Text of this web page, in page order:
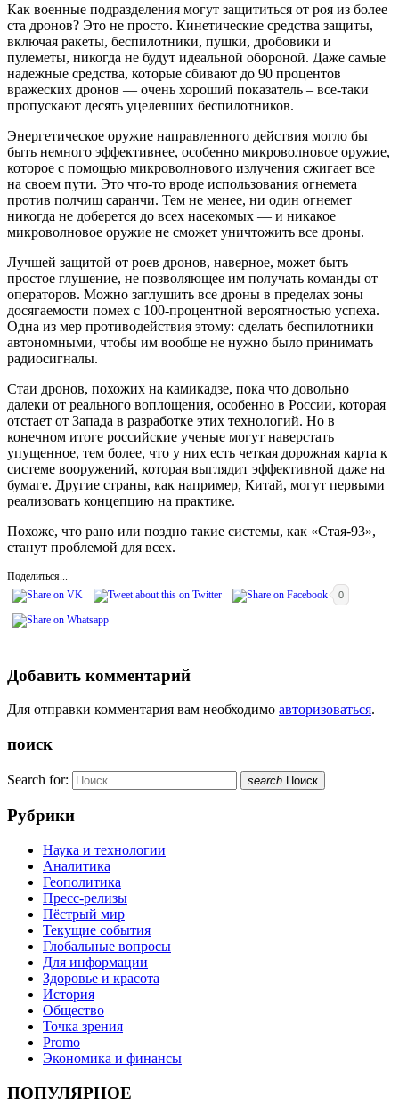
Как военные подразделения могут защититься от роя из более
ста дронов? Это не просто. Кинетические средства защиты,
включая ракеты, беспилотники, пушки, дробовики и
пулеметы, никогда не будут идеальной обороной. Даже самые
надежные средства, которые сбивают до 90 процентов
вражеских дронов — очень хороший показатель – все-таки
пропускают десять уцелевших беспилотников.
Энергетическое оружие направленного действия могло бы
быть немного эффективнее, особенно микроволновое оружие,
которое с помощью микроволнового излучения сжигает все
на своем пути. Это что-то вроде использования огнемета
против полчищ саранчи. Тем не менее, ни один огнемет
никогда не доберется до всех насекомых — и никакое
микроволновое оружие не сможет уничтожить все дроны.
Лучшей защитой от роев дронов, наверное, может быть
простое глушение, не позволяющее им получать команды от
операторов. Можно заглушить все дроны в пределах зоны
досягаемости помех с 100-процентной вероятностью успеха.
Одна из мер противодействия этому: сделать беспилотники
автономными, чтобы им вообще не нужно было принимать
радиосигналы.
Стаи дронов, похожих на камикадзе, пока что довольно
далеки от реального воплощения, особенно в России, которая
отстает от Запада в разработке этих технологий. Но в
конечном итоге российские ученые могут наверстать
упущенное, тем более, что у них есть четкая дорожная карта к
системе вооружений, которая выглядит эффективной даже на
бумаге. Другие страны, как например, Китай, могут первыми
реализовать концепцию на практике.
Похоже, что рано или поздно такие системы, как «Стая-93»,
станут проблемой для всех.
Поделиться...
0
Добавить комментарий
Для отправки комментария вам необходимо авторизоваться.
поиск
Search for: search Поиск
Рубрики
Наука и технологии
Аналитика
Геополитика
Пресс-релизы
Пёстрый мир
Текущие события
Глобальные вопросы
Для информации
Здоровье и красота
История
Общество
Точка зрения
Promo
Экономика и финансы
ПОПУЛЯРНОЕ